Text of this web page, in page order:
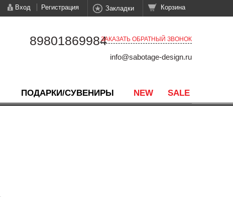
Вход Регистрация Закладки Корзина
ПОДАРКИ/СУВЕНИРЫ NEW SALE
89801869984ЗАКАЗАТЬ ОБРАТНЫЙ ЗВОНОК
info@sabotage-design.ru